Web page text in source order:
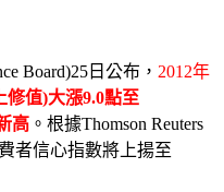
Board)25日公布， 2012年
修值)大漲9.0點至
高 。根據Thomson Reuters
者信心指數將上揚至